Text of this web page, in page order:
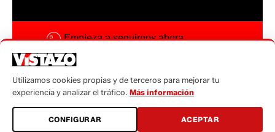
Empieza a seguirnos ahora
Código ética
Sugerencias a:
sugerencias@vistazo.com
Utilizamos cookies propias y de terceros para mejorar tu
experiencia y analizar el tráfico. Más información
CONFIGURAR ACEPTAR